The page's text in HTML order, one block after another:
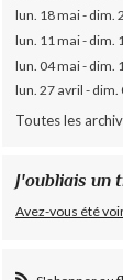
lun. 18 mai - dim.
lun. 11 mai - dim.
lun. 04 mai - dim.
lun. 27 avril - dim.
Toutes les
J'oubliais un
Avez-vous été